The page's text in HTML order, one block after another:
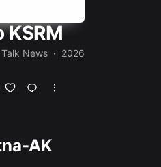
KSRM
Talk News 2026
AK